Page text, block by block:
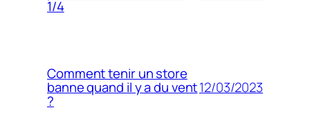
1/4
Comment tenir un store
banne quand il y a du vent
?
12/03/2023